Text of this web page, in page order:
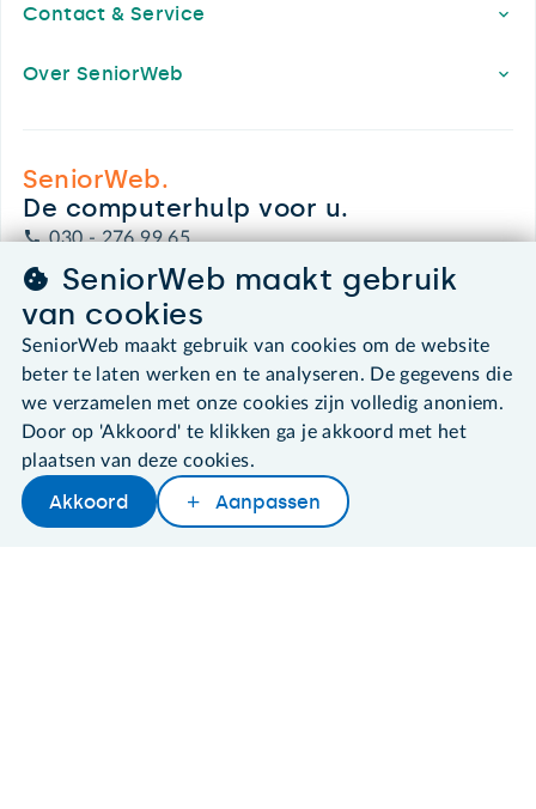
Later lezenDelenWoordenboek
Contact & Service
Over SeniorWeb
SeniorWeb.
De computerhulp voor u.
030 - 276 99 65
leden@seniorweb.nl
©2026 SeniorWeb
Algemene voorwaarden
Cookies en cookie-instellingen
Disclaimer
Privacybeleid
SeniorWeb maakt gebruik
van cookies
SeniorWeb maakt gebruik van cookies om de website
beter te laten werken en te analyseren. De gegevens die
we verzamelen met onze cookies zijn volledig anoniem.
Door op 'Akkoord' te klikken ga je akkoord met het
plaatsen van deze cookies.
Akkoord Aanpassen